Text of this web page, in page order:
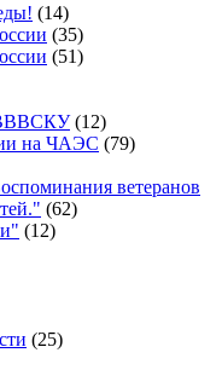
(14)
(35)
(51)
ВВВСКУ(12)
на ЧАЭС (79)
ветеранов
(62)
(12)
(25)